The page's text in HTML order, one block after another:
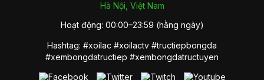
Hà Nội, Việt Nam
Hoạt động: 00:00–23:59 (hằng ngày)
Hashtag: #xoilac #xoilactv #tructiepbongda
#xembongdatructiep #xembongdatructuyen